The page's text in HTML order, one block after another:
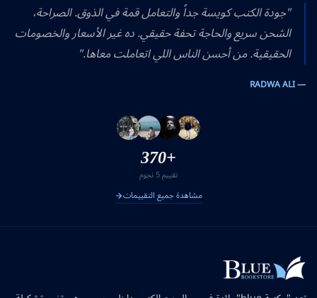
"جودة الكتب كويسة جداً والتعامل قمة في الذوق. الصراحة،
الشحن سريع والحاجة تحفة حقيقي. ده غير الأسعار والخصومات
الحقيقية. من أحسن الناس اللي اتعاملت معاها."
— RADWA ALI
+370
تقييم 5 نجوم
مشاهدة جميع التقييمات